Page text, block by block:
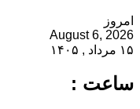
August
: